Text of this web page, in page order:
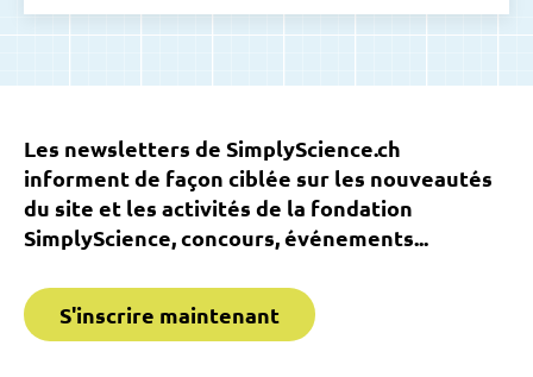
Les newsletters de SimplyScience.ch
informent de façon ciblée sur les nouveautés
du site et les activités de la fondation
SimplyScience, concours, événements...
S'inscrire maintenant